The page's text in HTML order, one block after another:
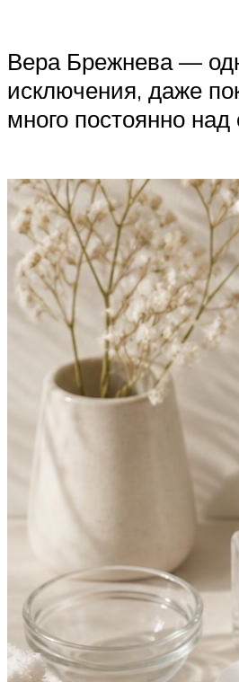
Вера Брежнева —
исключения, даже
много постоянно